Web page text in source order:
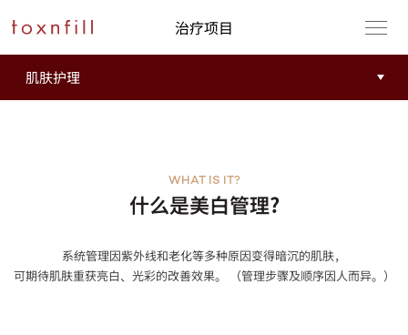
治疗项目
什么是美白管理?
WHAT IS IT?
系统管理因紫外线和老化等多种原因变得暗沉的肌肤，
可期待肌肤重获亮白、光彩的改善效果。 （管理步骤及顺序因人而异。）